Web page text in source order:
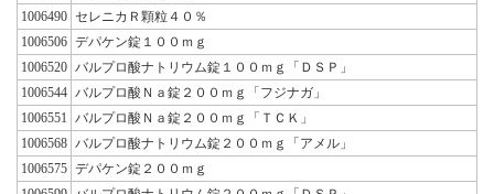
1006490 セレニカＲ顆粒４０％
1006506 デパケン錠１００ｍｇ
1006520 バルプロ酸ナトリウム錠１００ｍｇ「ＤＳＰ」
1006544 バルプロ酸Ｎａ錠２００ｍｇ「フジナガ」
1006551
バルプロ酸Ｎａ錠２００ｍｇ「ＴＣＫ」
1006568 バルプロ酸ナトリウム錠２００ｍｇ「アメル」
1006575 デパケン錠２００ｍｇ